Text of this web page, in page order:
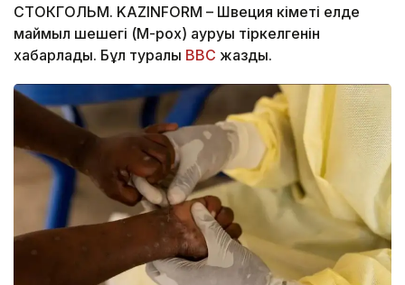
СТОКГОЛЬМ. KAZINFORM – Швеция үкіметі елде
маймыл шешегі (M-pox) ауруы тіркелгенін
хабарлады. Бұл туралы ВВС жазды.